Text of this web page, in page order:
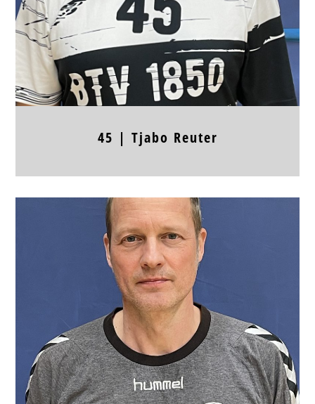
Frühere Stationen
45 | Tjabo Reuter
Position
RR, RA
Jahrgang
Körpergröße